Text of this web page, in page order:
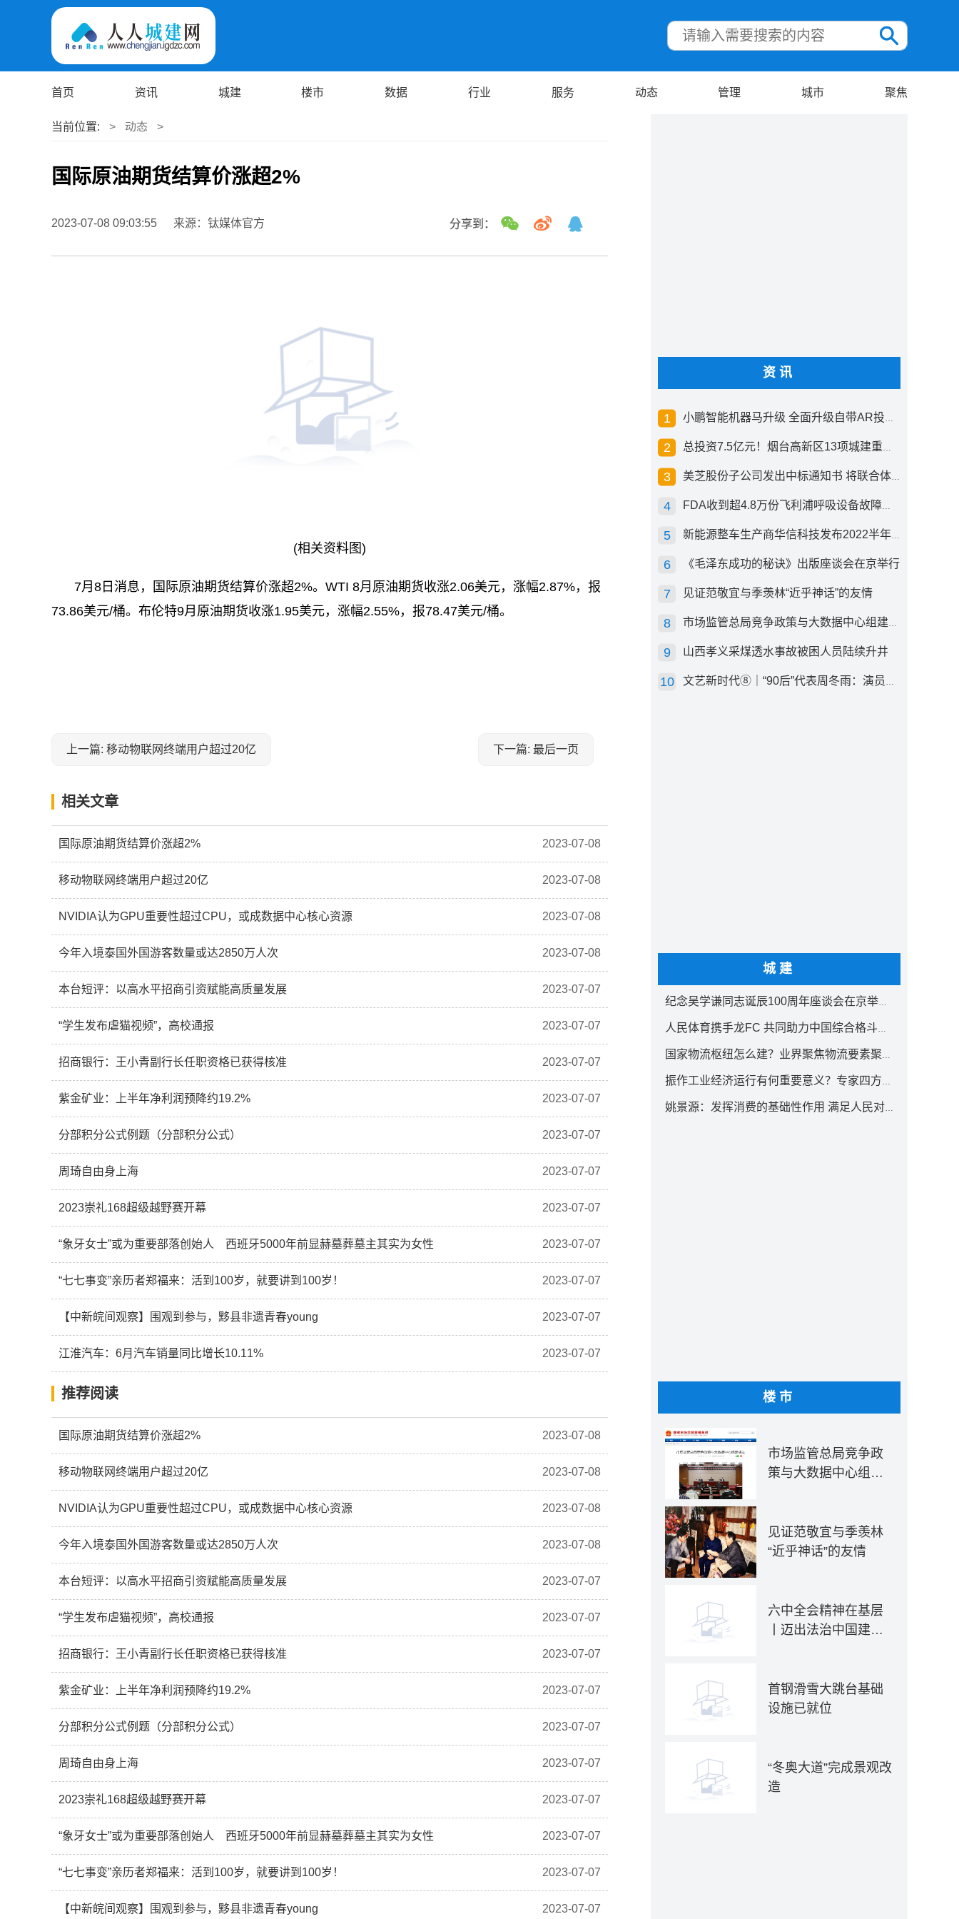
首页 资讯 城建 楼市 数据 行业 服务 动态 管理 城市 聚焦
当前位置: > 动态 >
国际原油期货结算价涨超2%
2023-07-08 09:03:55 来源：钛媒体官方 分享到：
(相关资料图)
7月8日消息，国际原油期货结算价涨超2%。WTI 8月原油期货收涨2.06美元，涨幅2.87%，报
73.86美元/桶。布伦特9月原油期货收涨1.95美元，涨幅2.55%，报78.47美元/桶。
上一篇: 移动物联网终端用户超过20亿 下一篇: 最后一页
相关文章
国际原油期货结算价涨超2% 2023-07-08
移动物联网终端用户超过20亿 2023-07-08
NVIDIA认为GPU重要性超过CPU，或成数据中心核心资源 2023-07-08
今年入境泰国外国游客数量或达2850万人次 2023-07-08
本台短评：以高水平招商引资赋能高质量发展 2023-07-07
“学生发布虐猫视频”，高校通报 2023-07-07
招商银行：王小青副行长任职资格已获得核准 2023-07-07
紫金矿业：上半年净利润预降约19.2% 2023-07-07
分部积分公式例题（分部积分公式） 2023-07-07
周琦自由身上海 2023-07-07
2023崇礼168超级越野赛开幕 2023-07-07
“象牙女士”或为重要部落创始人 西班牙5000年前显赫墓葬墓主其实为女性 2023-07-07
“七七事变”亲历者郑福来：活到100岁，就要讲到100岁！ 2023-07-07
【中新皖间观察】围观到参与，黟县非遗青春young 2023-07-07
江淮汽车：6月汽车销量同比增长10.11% 2023-07-07
推荐阅读
国际原油期货结算价涨超2% 2023-07-08
移动物联网终端用户超过20亿 2023-07-08
NVIDIA认为GPU重要性超过CPU，或成数据中心核心资源 2023-07-08
今年入境泰国外国游客数量或达2850万人次 2023-07-08
本台短评：以高水平招商引资赋能高质量发展 2023-07-07
“学生发布虐猫视频”，高校通报 2023-07-07
招商银行：王小青副行长任职资格已获得核准 2023-07-07
紫金矿业：上半年净利润预降约19.2% 2023-07-07
分部积分公式例题（分部积分公式） 2023-07-07
周琦自由身上海 2023-07-07
2023崇礼168超级越野赛开幕 2023-07-07
“象牙女士”或为重要部落创始人 西班牙5000年前显赫墓葬墓主其实为女性 2023-07-07
“七七事变”亲历者郑福来：活到100岁，就要讲到100岁！ 2023-07-07
【中新皖间观察】围观到参与，黟县非遗青春young 2023-07-07
资讯
小鹏智能机器马升级 全面升级自带AR投影创新交互方式
总投资7.5亿元！烟台高新区13项城建重点工程开工
美芝股份子公司发出中标通知书 将联合体中标1.36亿元总承包项目
FDA收到超4.8万份飞利浦呼吸设备故障报告 其中44份死亡案例
新能源整车生产商华信科技发布2022半年度报告 同比下滑2.92%
《毛泽东成功的秘诀》出版座谈会在京举行
见证范敬宜与季羡林“近乎神话”的友情
市场监管总局竞争政策与大数据中心组建成立
山西孝义采煤透水事故被困人员陆续升井
文艺新时代⑧｜“90后”代表周冬雨：演员心里有底，得靠体验生活
城建
纪念吴学谦同志诞辰100周年座谈会在京举行 汪洋出席
人民体育携手龙FC 共同助力中国综合格斗事业发展
国家物流枢纽怎么建？业界聚焦物流要素聚集方式创新
振作工业经济运行有何重要意义？专家四方面权威解读
姚景源：发挥消费的基础性作用 满足人民对美好生活向往
楼市
市场监管总局竞争政
策与大数据中心组建
见证范敬宜与季羡林
“近乎神话”的友情
六中全会精神在基层
丨迈出法治中国建设
推动全面依法治国新
实践
首钢滑雪大跳台基础
设施已就位
“冬奥大道”完成景观改
造